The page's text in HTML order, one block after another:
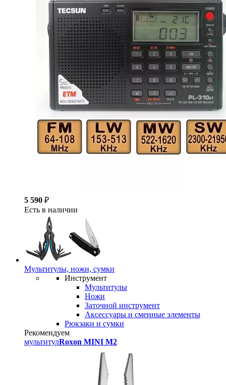
5 590 ₽
Есть в наличии
Мультитулы, ножи, сумки
Инструмент
Мультитулы
Ножи
Заточной инструмент
Аксессуары и сменные элементы
Рюкзаки и сумки
Рекомендуем
мультитулRoxon MINI M2